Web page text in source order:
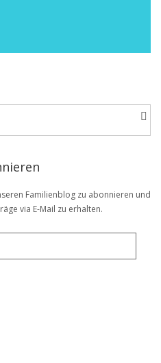
Familienblog zu abonnieren und
via E-Mail zu erhalten.